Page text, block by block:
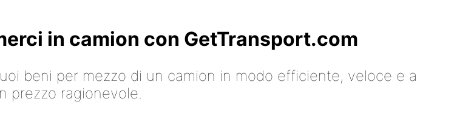
in camion con GetTransport.com
beni per mezzo di un camion in modo efficiente, veloce e a
prezzo ragionevole.